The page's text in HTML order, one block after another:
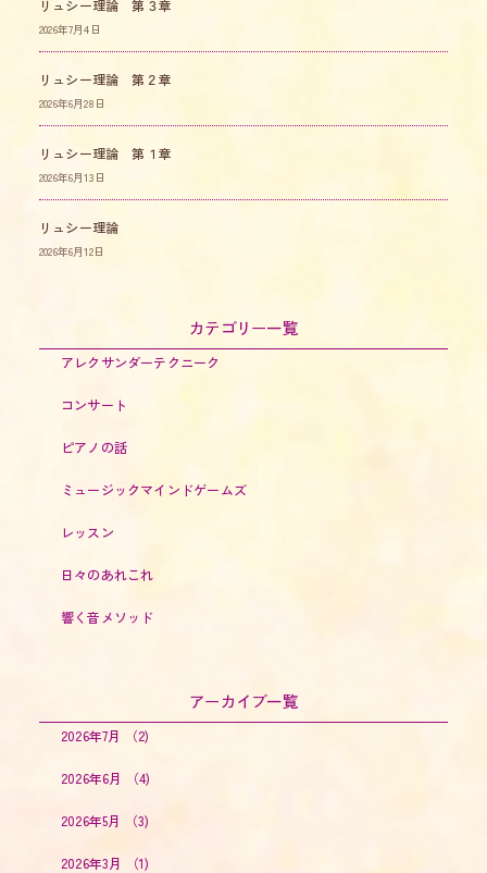
リュシー理論 第３章
2026年7月4日
リュシー理論 第２章
2026年6月28日
リュシー理論 第１章
2026年6月13日
リュシー理論
2026年6月12日
カテゴリー一覧
アレクサンダーテクニーク
コンサート
ピアノの話
ミュージックマインドゲームズ
レッスン
日々のあれこれ
響く音メソッド
アーカイブ一覧
2026年7月 （2)
2026年6月 （4)
2026年5月 （3)
2026年3月 （1)